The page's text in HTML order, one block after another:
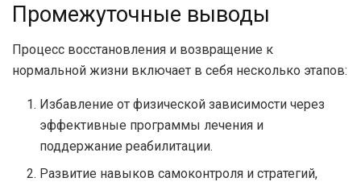
Промежуточные выводы
Процесс восстановления и возвращение к
нормальной жизни включает в себя несколько этапов:
Избавление от физической зависимости через
эффективные программы лечения и
поддержание реабилитации.
Развитие навыков самоконтроля и стратегий,